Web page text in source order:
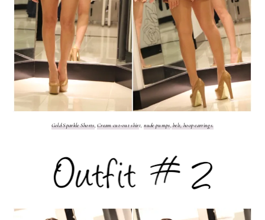
Gold Sparkle Shorts,Cream cut-out shirt, nude pumps,belt,hoop earrings.